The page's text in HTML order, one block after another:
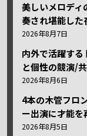
美しいメロディ
奏され堪能した
2026年8月7日
内外で活躍す
と個性の競演/
2026年8月6日
4本の木管フロ
ー出演に才能を
2026年8月5日